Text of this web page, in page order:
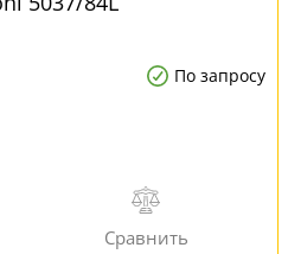
По запросу